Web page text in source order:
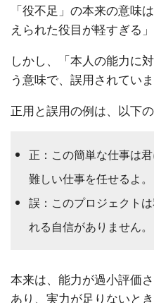
「役不足」の本来の意味
えられた役目が軽すぎる」
しかし、「本人の能力に
う意味で、誤用されていま
正用と誤用の例は、以下の
正：この簡単な仕事は
難しい仕事を任せるよ。
誤：このプロジェクト
れる自信がありません。
本来は、能力が過小評価
あり、実力が足りないと